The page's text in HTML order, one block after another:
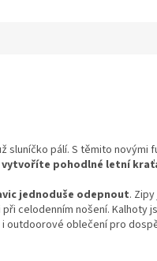
pálí. S těmito novými
vytvoříte pohodlné letní
jednoduše odepnout.
celodenním nošení. Kalhoty
outdoorové oblečení pro